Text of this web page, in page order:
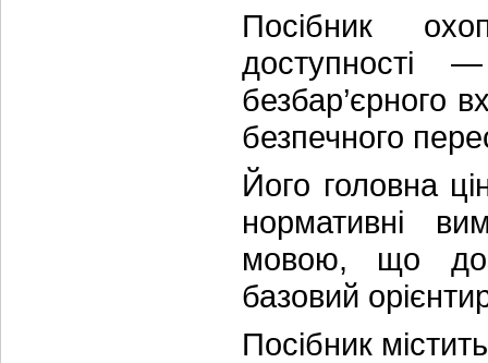
Посібник
доступності
безбар’єрного
безпечного
Його головна
нормативні
мовою, що
базовий
Посібник